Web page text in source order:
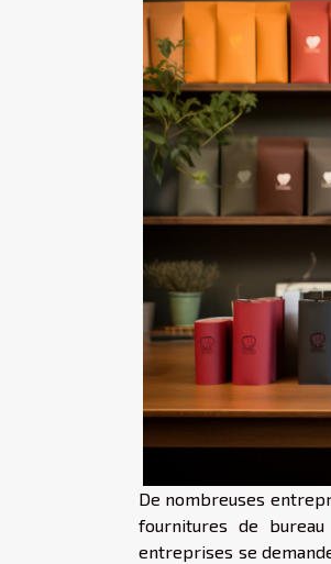
De nombreuses
fournitures de
entreprises se